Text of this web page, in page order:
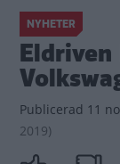
NYHETER
Publicerad 11
2019)